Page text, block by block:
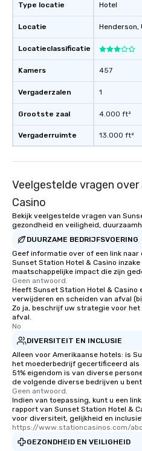
Type locatie
Locatie
Locatieclassificatie
Kamers
Vergaderzalen
Grootste zaal
Vergaderruimte
Hotel
Henderson,
457
1
4.000 ft²
13.000 ft²
Veelgestelde vragen
Casino
Bekijk veelgestelde vragen van
gezondheid en veiligheid,
DUURZAME BEDRIJFSVOERING
Geef informatie over of een link
Sunset Station Hotel & Casino
maatschappelijke impact die zijn
Geen antwoord.
Heeft Sunset Station Hotel &
verwijderen en scheiden van afval
Zo ja, beschrijf uw strategie voor
afval.
No
DIVERSITEIT EN INCLUSIE
Alleen voor Amerikaanse hotels: is
het moederbedrijf gecertificeerd als
51% eigendom is van diverse
de volgende diverse bedrijven u
Geen antwoord.
Indien van toepassing, kunt u een
rapport van Sunset Station Hotel &
voor diversiteit, gelijkheid en
https://www.stationcasinos.com/
GEZONDHEID EN VEILIGHEID